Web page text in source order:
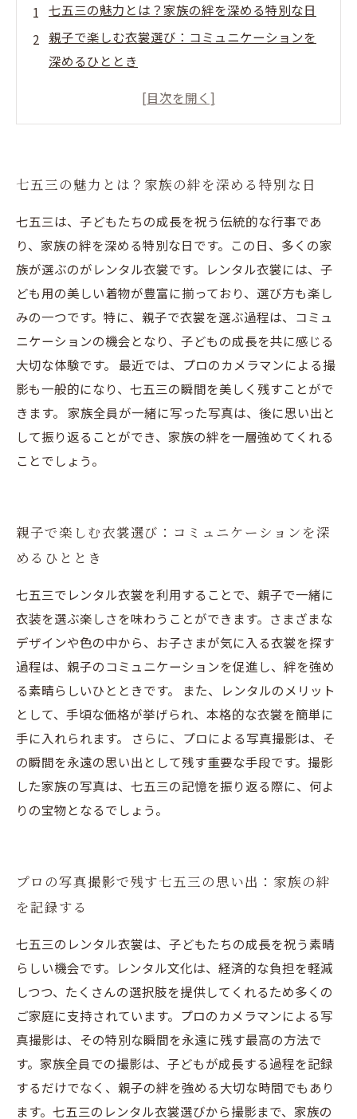
七五三の魅力とは？家族の絆を深める特別な日
親子で楽しむ衣裳選び：コミュニケーションを
深めるひととき
プロの写真撮影で残す七五三の思い出：家族の
七五三の魅力とは？家族の絆を深める特別な日
七五三は、子どもたちの成長を祝う伝統的な行事であ
り、家族の絆を深める特別な日です。この日、多くの家
族が選ぶのがレンタル衣裳です。レンタル衣裳には、子
ども用の美しい着物が豊富に揃っており、選び方も楽し
みの一つです。特に、親子で衣裳を選ぶ過程は、コミュ
ニケーションの機会となり、子どもの成長を共に感じる
大切な体験です。 最近では、プロのカメラマンによる撮
影も一般的になり、七五三の瞬間を美しく残すことがで
きます。 家族全員が一緒に写った写真は、後に思い出と
して振り返ることができ、家族の絆を一層強めてくれる
ことでしょう。
親子で楽しむ衣裳選び：コミュニケーションを深
めるひととき
七五三でレンタル衣裳を利用することで、親子で一緒に
衣装を選ぶ楽しさを味わうことができます。さまざまな
デザインや色の中から、お子さまが気に入る衣裳を探す
過程は、親子のコミュニケーションを促進し、絆を強め
る素晴らしいひとときです。 また、レンタルのメリット
として、手頃な価格が挙げられ、本格的な衣裳を簡単に
手に入れられます。 さらに、プロによる写真撮影は、そ
の瞬間を永遠の思い出として残す重要な手段です。撮影
した家族の写真は、七五三の記憶を振り返る際に、何よ
りの宝物となるでしょう。
プロの写真撮影で残す七五三の思い出：家族の絆
を記録する
七五三のレンタル衣裳は、子どもたちの成長を祝う素晴
らしい機会です。レンタル文化は、経済的な負担を軽減
しつつ、たくさんの選択肢を提供してくれるため多くの
ご家庭に支持されています。プロのカメラマンによる写
真撮影は、その特別な瞬間を永遠に残す最高の方法で
す。家族全員での撮影は、子どもが成長する過程を記録
するだけでなく、親子の絆を強める大切な時間でもあり
ます。七五三のレンタル衣裳選びから撮影まで、家族の